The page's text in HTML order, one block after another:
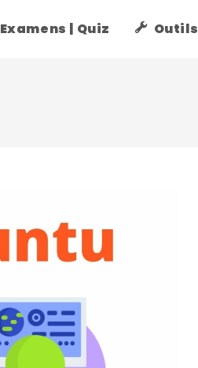
Examens | Quiz Outils